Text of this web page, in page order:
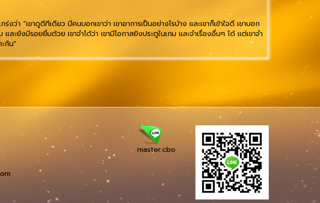
“เขาดูดีทีเดียว มีคนบอกเขาว่า เขาอาการเป็นอย่างไรบ้าง และเขาก็เข้าใจดี เขาบอก
ะยังมีรอยยิ้มด้วย เขาจำได้ว่า เขามีโอกาสยิงประตูในเกม และจำเรื่องอื่นๆ ได้ แต่เขาจำ
กัน”
master.cbo